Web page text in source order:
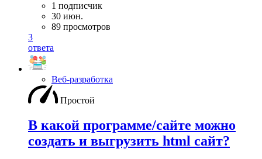
1 подписчик
30 июн.
89 просмотров
3
ответа
Веб-разработка
Простой
В какой программе/сайте можно
создать и выгрузить html сайт?